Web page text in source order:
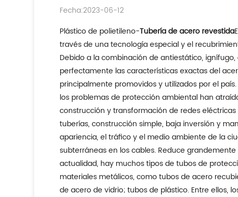
Fecha:2023-06-12
Plástico de polietileno-Tubería de acero revestida
través de una tecnología especial y el
Debido a la combinación de antiestático,
perfectamente las características exactas del
principalmente promovidos y utilizados por el
los problemas de protección ambiental han
construcción y transformación de redes
tuberías, construcción simple, baja inversión y
apariencia, el tráfico y el medio ambiente de la
subterráneas en los cables. Reduce
actualidad, hay muchos tipos de tubos de
materiales metálicos, como tubos de acero
de acero de vidrio; tubos de plástico. Entre ellos,